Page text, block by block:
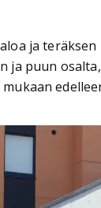
ja
ja puun